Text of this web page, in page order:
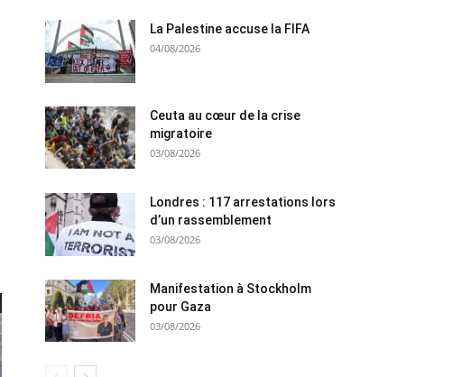
La Palestine accuse la FIFA
04/08/2026
Ceuta au cœur de la crise
migratoire
03/08/2026
Londres : 117 arrestations lors
d’un rassemblement
03/08/2026
Manifestation à Stockholm
pour Gaza
03/08/2026